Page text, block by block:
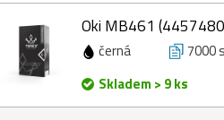
Oki MB461
černá 7000
Skladem > 9 ks